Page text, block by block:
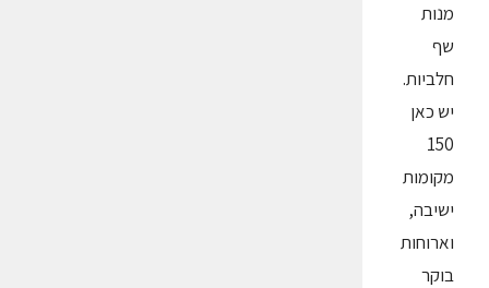
מנות
שף
חלביות.
יש כאן
150
מקומות
ישיבה,
וארוחות
בוקר